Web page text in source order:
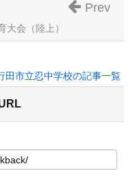
会（陸上）
Prev
田市立忍中学校の記事一覧